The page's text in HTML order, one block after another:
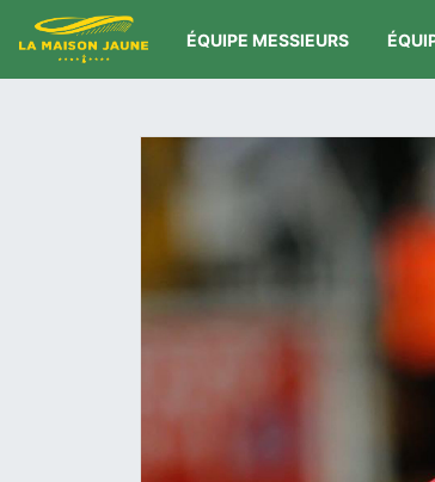
ÉQUIPE MESSIEURS